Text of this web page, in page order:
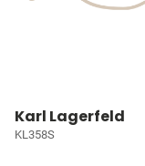
Karl Lagerfeld
KL358S